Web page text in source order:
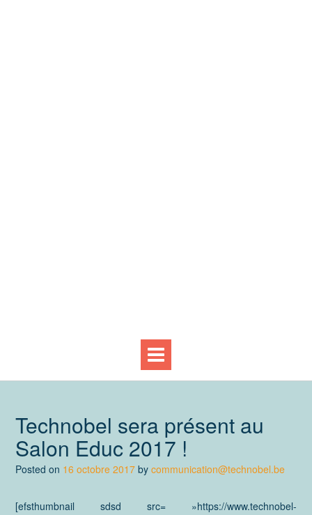
Technobel sera présent au
Salon Educ 2017 !
Posted on 16 octobre 2017 by communication@technobel.be
[efsthumbnail sdsd src= »https://www.technobel-